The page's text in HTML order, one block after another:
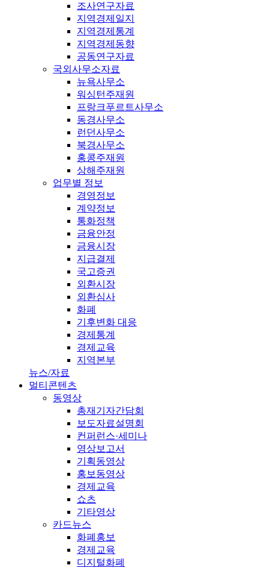
조사연구자료
지역경제일지
지역경제통계
지역경제동향
공동연구자료
국외사무소자료
뉴욕사무소
워싱턴주재원
프랑크푸르트사무소
동경사무소
런던사무소
북경사무소
홍콩주재원
상해주재원
업무별 정보
경영정보
계약정보
통화정책
금융안정
금융시장
지급결제
국고증권
외환시장
외환심사
화폐
기후변화 대응
경제통계
경제교육
지역본부
뉴스/자료
멀티콘텐츠
동영상
총재기자간담회
보도자료설명회
컨퍼런스·세미나
영상보고서
기획동영상
홍보동영상
경제교육
쇼츠
기타영상
카드뉴스
화폐홍보
경제교육
디지털화폐